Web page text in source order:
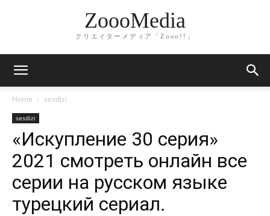
ZoooMedia
クリエイターメディア「Zooo!!」
Home sesdizi
sesdizi
«Искупление 30 серия»
2021 смотреть онлайн все
серии на русском языке
турецкий сериал.